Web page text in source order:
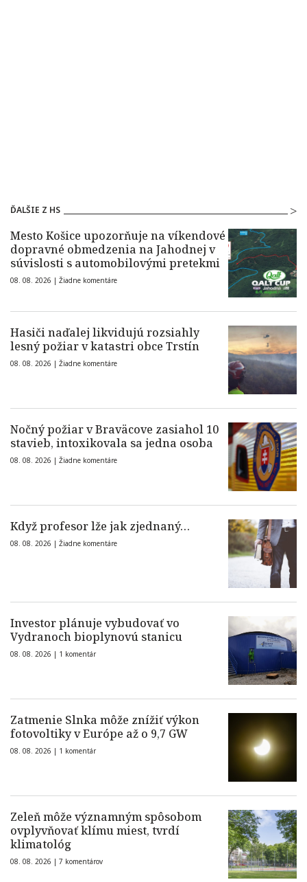
ĎALŠIE Z HS
Mesto Košice upozorňuje na víkendové
dopravné obmedzenia na Jahodnej v
súvislosti s automobilovými pretekmi
08. 08. 2026 | Žiadne komentáre
Hasiči naďalej likvidujú rozsiahly
lesný požiar v katastri obce Trstín
08. 08. 2026 | Žiadne komentáre
Nočný požiar v Braväcove zasiahol 10
stavieb, intoxikovala sa jedna osoba
08. 08. 2026 | Žiadne komentáre
Když profesor lže jak zjednaný…
08. 08. 2026 | Žiadne komentáre
Investor plánuje vybudovať vo
Vydranoch bioplynovú stanicu
08. 08. 2026 | 1 komentár
Zatmenie Slnka môže znížiť výkon
fotovoltiky v Európe až o 9,7 GW
08. 08. 2026 | 1 komentár
Zeleň môže významným spôsobom
ovplyvňovať klímu miest, tvrdí
klimatológ
08. 08. 2026 | 7 komentárov